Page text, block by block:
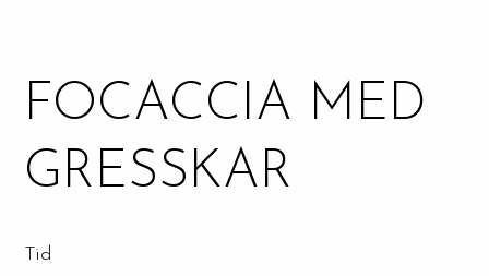
FOCACCIA MED
GRESSKAR
Tid